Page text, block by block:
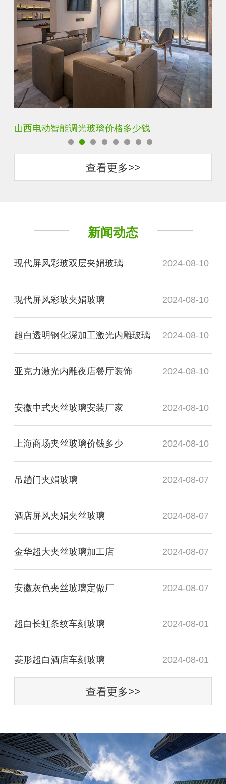
智能调光玻璃用多厚的玻璃好
查看更多>>
新闻动态
现代屏风彩玻双层夹娟玻璃 2024-08-10
现代屏风彩玻夹娟玻璃 2024-08-10
超白透明钢化深加工激光内雕玻璃 2024-08-10
亚克力激光内雕夜店餐厅装饰 2024-08-10
安徽中式夹丝玻璃安装厂家 2024-08-10
上海商场夹丝玻璃价钱多少 2024-08-10
吊趟门夹娟玻璃 2024-08-07
酒店屏风夹娟夹丝玻璃 2024-08-07
金华超大夹丝玻璃加工店 2024-08-07
安徽灰色夹丝玻璃定做厂 2024-08-07
超白长虹条纹车刻玻璃 2024-08-01
菱形超白酒店车刻玻璃 2024-08-01
查看更多>>